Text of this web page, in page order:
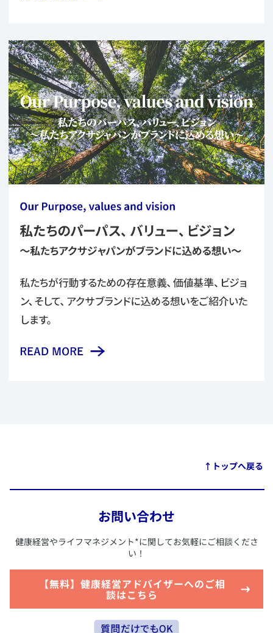
​↑トップへ戻る
お問い合わせ
​健康経営やライフマネジメント*に関してお気軽にご相談くださ
い！
​【無料】健康経営アドバイザーへのご相
談はこちら